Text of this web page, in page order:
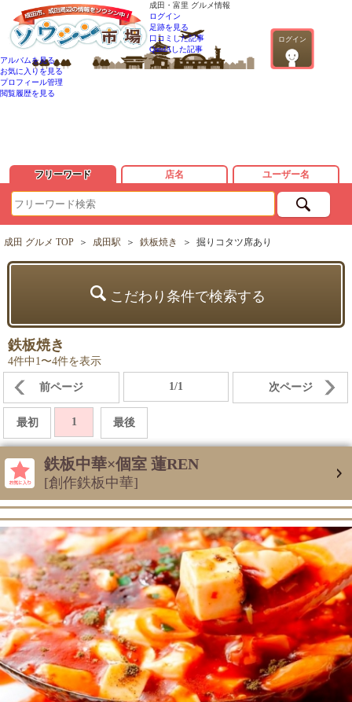
成田・富里 グルメ情報
ログイン
ログイン
足跡を見る
口コミした記事
QandAした記事
アルバムを見る
お気に入りを見る
プロフィール管理
閲覧履歴を見る
フリーワード 店名 ユーザー名
成田 グルメ TOP ＞ 成田駅 ＞ 鉄板焼き ＞ 掘りコタツ席あり
こだわり条件で検索する
鉄板焼き
4件中1〜4件を表示
前ページ 1/1 次ページ
最初 1 最後
鉄板中華×個室 蓮REN
[創作鉄板中華]